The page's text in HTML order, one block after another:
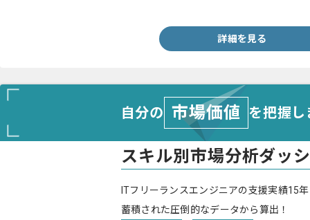
詳細を見る
自分の 市場価値 を把握
スキル別市場分析ダッ
ITフリーランスエンジニアの支援実績15
蓄積された圧倒的なデータから算出！